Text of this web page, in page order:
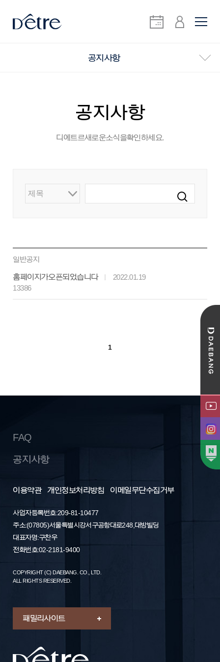
공지사항
공지사항
디에트르 새로운 소식을 확인하세요.
일반공지
홈페이지가 오픈되었습니다
2022.01.19
13386
1
FAQ
공지사항
이용약관 개인정보처리방침 이메일무단수집거부
사업자등록번호: 209-81-10477
주소 : (07805) 서울특별시 강서구 공항대로 248, 대방빌딩
대표자명 : 구찬우
전화번호 : 02-2181-9400
COPYRIGHT (C) DAEBANG. CO., LTD.
ALL RIGHTS RESERVED.
패밀리 사이트